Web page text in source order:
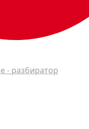
- разбиратор